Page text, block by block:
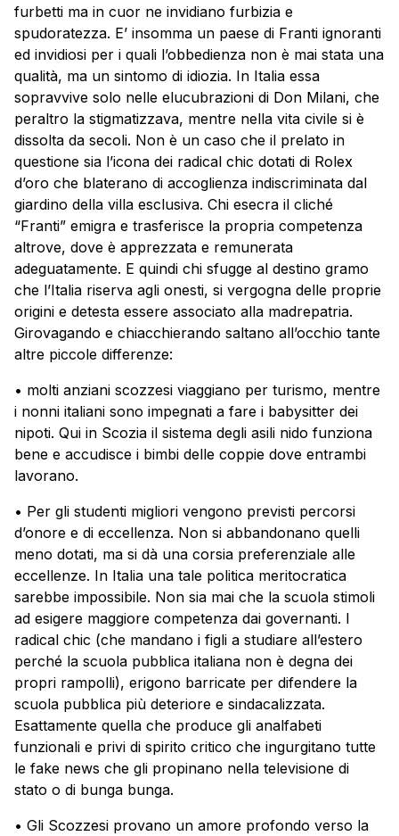
furbetti ma in cuor ne invidiano furbizia e
spudoratezza. E’ insomma un paese di Franti ignoranti
ed invidiosi per i quali l’obbedienza non è mai stata una
qualità, ma un sintomo di idiozia. In Italia essa
sopravvive solo nelle elucubrazioni di Don Milani, che
peraltro la stigmatizzava, mentre nella vita civile si è
dissolta da secoli. Non è un caso che il prelato in
questione sia l’icona dei radical chic dotati di Rolex
d’oro che blaterano di accoglienza indiscriminata dal
giardino della villa esclusiva. Chi esecra il cliché
“Franti” emigra e trasferisce la propria competenza
altrove, dove è apprezzata e remunerata
adeguatamente. E quindi chi sfugge al destino gramo
che l’Italia riserva agli onesti, si vergogna delle proprie
origini e detesta essere associato alla madrepatria.
Girovagando e chiacchierando saltano all’occhio tante
altre piccole differenze:
• molti anziani scozzesi viaggiano per turismo, mentre
i nonni italiani sono impegnati a fare i babysitter dei
nipoti. Qui in Scozia il sistema degli asili nido funziona
bene e accudisce i bimbi delle coppie dove entrambi
lavorano.
• Per gli studenti migliori vengono previsti percorsi
d’onore e di eccellenza. Non si abbandonano quelli
meno dotati, ma si dà una corsia preferenziale alle
eccellenze. In Italia una tale politica meritocratica
sarebbe impossibile. Non sia mai che la scuola stimoli
ad esigere maggiore competenza dai governanti. I
radical chic (che mandano i figli a studiare all’estero
perché la scuola pubblica italiana non è degna dei
propri rampolli), erigono barricate per difendere la
scuola pubblica più deteriore e sindacalizzata.
Esattamente quella che produce gli analfabeti
funzionali e privi di spirito critico che ingurgitano tutte
le fake news che gli propinano nella televisione di
stato o di bunga bunga.
• Gli Scozzesi provano un amore profondo verso la